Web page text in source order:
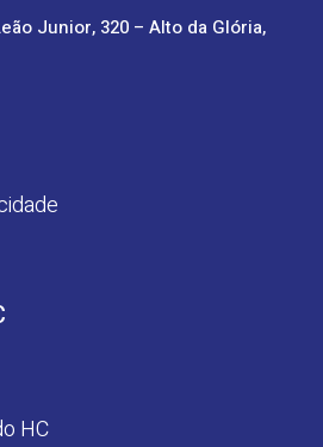
Junior, 320 – Alto da Glória,
HC